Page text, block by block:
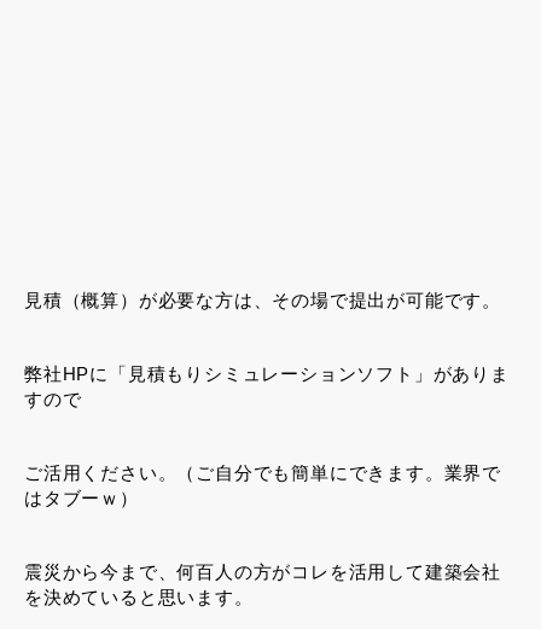
見積（概算）が必要な方は、その場で提出が可能です。
弊社HPに「見積もりシミュレーションソフト」がありま
すので
ご活用ください。（ご自分でも簡単にできます。業界で
はタブーｗ）
震災から今まで、何百人の方がコレを活用して建築会社
を決めていると思います。